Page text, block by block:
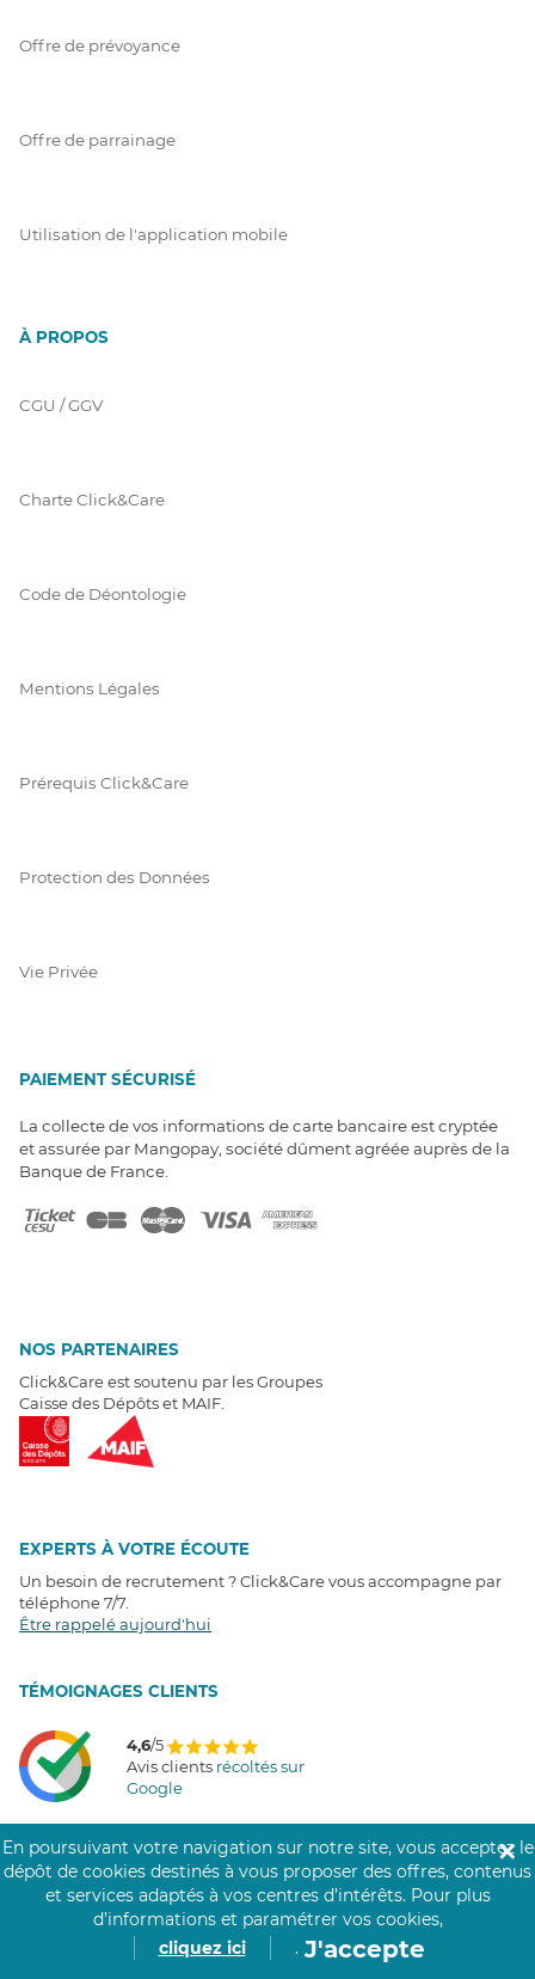
Offre de prévoyance
Offre de parrainage
Utilisation de l'application mobile
À PROPOS
CGU / GGV
Charte Click&Care
Code de Déontologie
Mentions Légales
Prérequis Click&Care
Protection des Données
Vie Privée
PAIEMENT SÉCURISÉ
La collecte de vos informations de carte bancaire est cryptée
et assurée par Mangopay, société dûment agréée auprès de la
Banque de France.
NOS PARTENAIRES
Click&Care est soutenu par les Groupes
Caisse des Dépôts et MAIF.
EXPERTS À VOTRE ÉCOUTE
Un besoin de recrutement ? Click&Care vous accompagne par
téléphone 7/7
Être rappelé aujourd'hui
TÉMOIGNAGES CLIENTS
4,6/5
Avis clients récoltés sur
Google
COMMUNAUTÉ CLICK&CARE
En poursuivant votre navigation sur notre site, vous acceptez le
dépôt de cookies destinés à vous proposer des offres, contenus
et services adaptés à vos centres d’intérêts. Pour plus
d’informations et paramétrer vos cookies,
cliquez ici
. J'accepte
✕